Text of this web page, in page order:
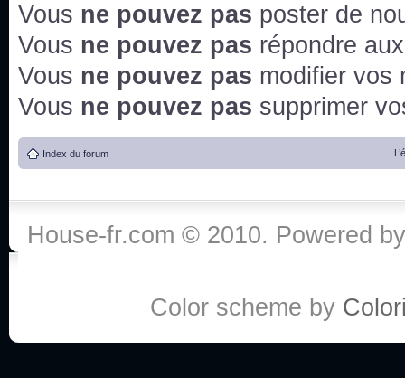
Vous ne pouvez pas poster de
Vous ne pouvez pas répondre
Vous ne pouvez pas modifier vos
Vous ne pouvez pas supprimer
Index du forum
House-fr.com © 2010. Powered
Color scheme by